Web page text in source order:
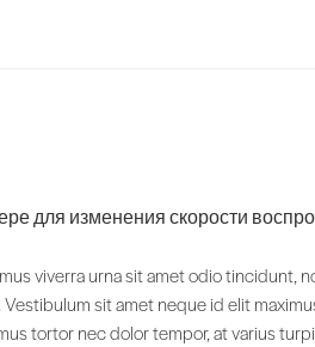
для изменения скорости
viverra urna sit amet odio tincidunt,
sit amet neque id elit
tortor nec dolor tempor, at varius